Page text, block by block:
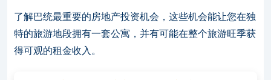
了解巴统最重要的房地产投资机会，这些机会能让您在独
特的旅游地段拥有一套公寓，并有可能在整个旅游旺季获
得可观的租金收入。